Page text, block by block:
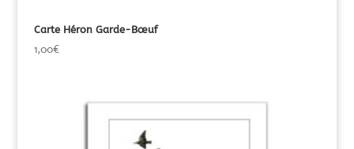
Carte Héron Garde-Bœuf
1,00€